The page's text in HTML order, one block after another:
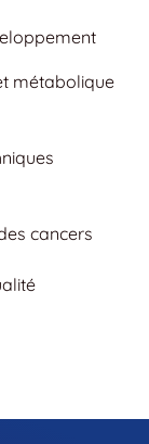
métabolique
cancers